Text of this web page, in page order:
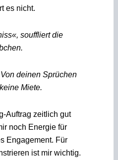
es nicht.
souffliert die
deinen Sprüchen
Miete.
Auftrag zeitlich gut
noch Energie für
Engagement. Für
ist mir wichtig.